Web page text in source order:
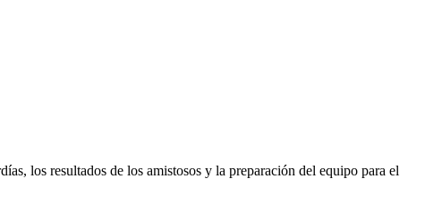
los resultados de los amistosos y la preparación del equipo para el